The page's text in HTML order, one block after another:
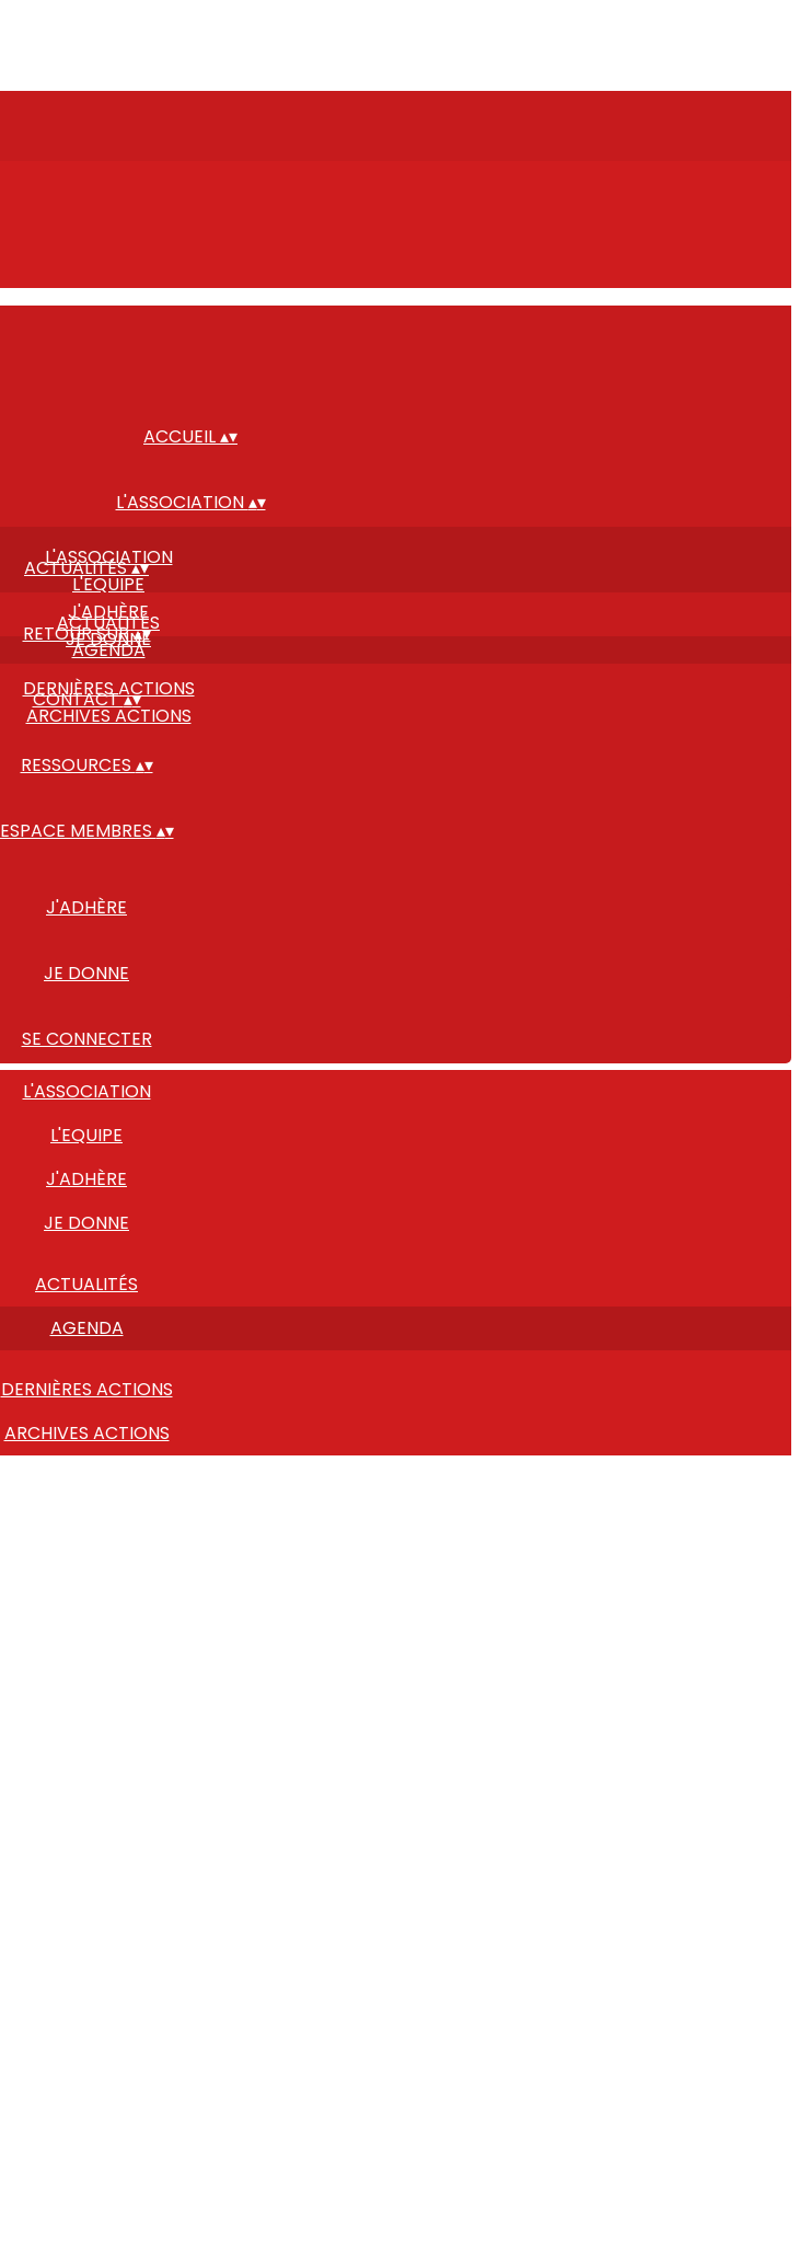
ACCUEIL▴▾
L'ASSOCIATION▴▾
L'ASSOCIATION
L'EQUIPE
J'ADHÈRE
JE DONNE
ACTUALITÉS▴▾
ACTUALITÉS
AGENDA
RETOUR SUR▴▾
DERNIÈRES ACTIONS
ARCHIVES ACTIONS
CONTACT▴▾
RESSOURCES ▴▾
ESPACE MEMBRES ▴▾
J'ADHÈRE
JE DONNE
SE CONNECTER
L'ASSOCIATION
L'EQUIPE
J'ADHÈRE
JE DONNE
ACTUALITÉS
AGENDA
DERNIÈRES ACTIONS
ARCHIVES ACTIONS